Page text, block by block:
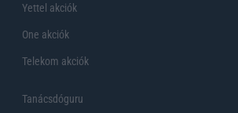
Yettel akciók
One akciók
Telekom akciók
Tanácsdóguru